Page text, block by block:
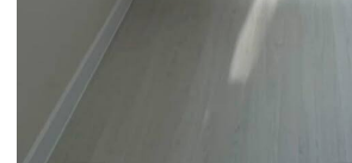
Получить 3 варианта со стоимостью
Узнать стоимость и получить примеры
готовых балконов, похожих на мой